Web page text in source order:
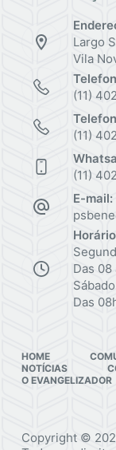
Largo
Vila
(11)
(11)
(11)
E-mail:
Das 08
Sábado
Das
HOME
NOTÍCIAS
O EVANGELIZADOR
Copyright ©